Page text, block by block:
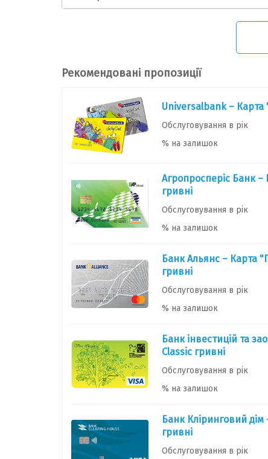
Рекомендовані пропозиції
Universalbank – Карта
Обслуговування в рік
% на залишок
Агропросперіс Банк –
гривні
Обслуговування в рік
% на залишок
Банк Альянс – Карта
гривні
Обслуговування в рік
% на залишок
Банк інвестицій та
Classic гривні
Обслуговування в рік
% на залишок
Банк Кліринговий
гривні
Обслуговування в рік